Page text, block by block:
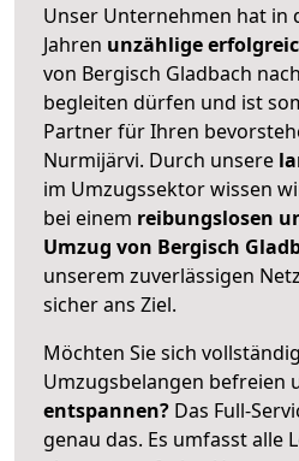
Unser Unternehmen hat in
Jahren unzählige
von Bergisch Gladbach
begleiten dürfen und ist
Partner für Ihren
Nurmijärvi. Durch unsere
im Umzugssektor wissen
bei einem reibungslosen
Umzug von Bergisch
unserem zuverlässigen
sicher ans Ziel.
Möchten Sie sich
Umzugsbelangen befreien
entspannen? Das Full-
genau das. Es umfasst alle